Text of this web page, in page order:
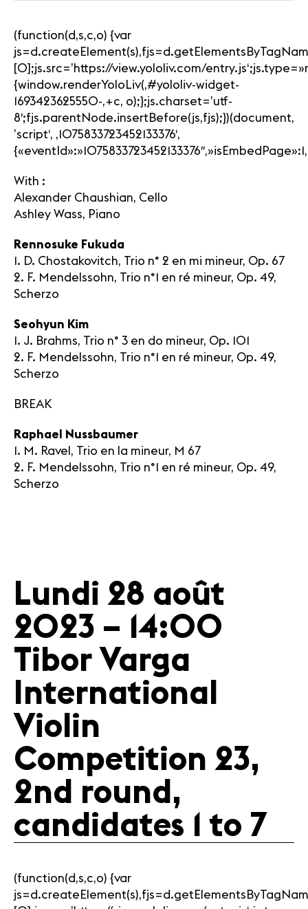
(function(d,s,c,o) {var
[0];js.src=’https://view.yololiv.com/
{window.renderYoloLiv(‚#yololiv-widget-
1693423625550-‚+c, o);};js.charset=’utf-
8′;fjs.parentNode.insertBefore(js,fjs);})(document,
’script‘, ‚1075833723452133376‘,
With :
Alexander Chaushian, Cello
Ashley Wass, Piano
Rennosuke Fukuda
1. D. Chostakovitch, Trio n° 2 en mi mineur, Op. 67
2. F. Mendelssohn, Trio n°1 en ré mineur, Op. 49,
Scherzo
Seohyun Kim
1. J. Brahms, Trio n° 3 en do mineur, Op. 101
2. F. Mendelssohn, Trio n°1 en ré mineur, Op. 49,
Scherzo
BREAK
Raphael Nussbaumer
1. M. Ravel, Trio en la mineur, M 67
2. F. Mendelssohn, Trio n°1 en ré mineur, Op. 49,
Scherzo
Lundi 28 août
2023 – 14:00
Tibor Varga
International
Violin
Competition 23,
2nd round,
candidates 1 to 7
(function(d,s,c,o) {var